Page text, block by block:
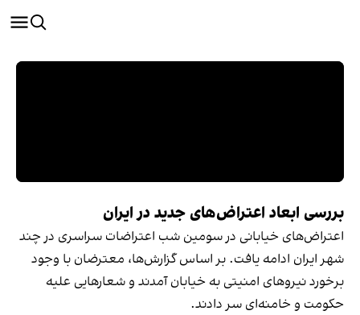
بررسی ابعاد اعتراض‌های جدید در ایران
اعتراض‌های خیابانی در سومین شب اعتراضات سراسری در چند
شهر ایران ادامه یافت. بر اساس گزارش‌ها، معترضان با وجود
برخورد نیروهای امنیتی به خیابان آمدند و شعارهایی علیه
حکومت و خامنه‌ای سر دادند.